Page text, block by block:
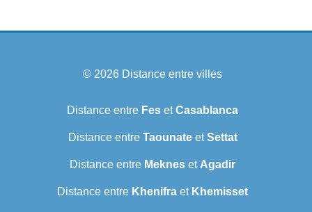
© 2026 Distance entre villes
Distance entre Fes etCasablanca
Distance entre TaounateetSettat
Distance entre Meknes et Agadir
Distance entre Khenifra et Khemisset